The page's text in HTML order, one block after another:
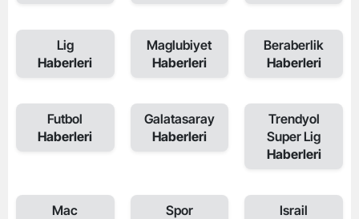
Lig
Haberleri
Maglubiyet
Haberleri
Beraberlik
Haberleri
Futbol
Haberleri
Galatasaray
Haberleri
Trendyol
Super Lig
Haberleri
Mac
Spor
Israil